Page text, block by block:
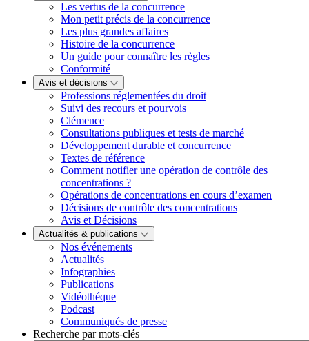
Les vertus de la concurrence
Mon petit précis de la concurrence
Les plus grandes affaires
Histoire de la concurrence
Un guide pour connaître les règles
Conformité
Avis et décisions
Professions réglementées du droit
Suivi des recours et pourvois
Clémence
Consultations publiques et tests de marché
Développement durable et concurrence
Textes de référence
Comment notifier une opération de contrôle des
concentrations ?
Opérations de concentrations en cours d’examen
Décisions de contrôle des concentrations
Avis et Décisions
Actualités & publications
Nos événements
Actualités
Infographies
Publications
Vidéothéque
Podcast
Communiqués de presse
Recherche par mots-clés